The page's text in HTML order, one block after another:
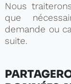
Nous
que
demande ou
suite.